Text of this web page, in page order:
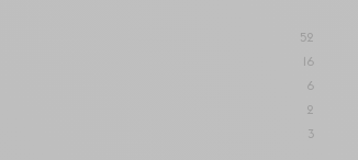
52
16
6
2
3